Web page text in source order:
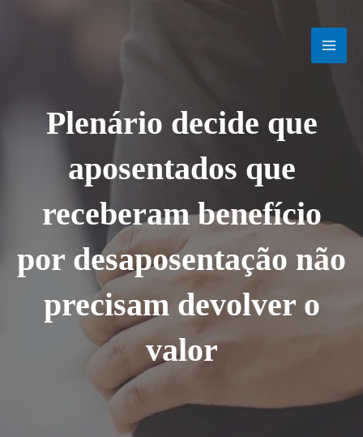
Plenário decide que
aposentados que
receberam benefício
por desaposentação não
precisam devolver o
valor